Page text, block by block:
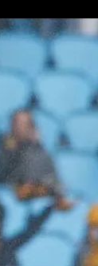
Resumen del partido